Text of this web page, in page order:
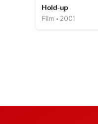
Hold-up
Film • 2001